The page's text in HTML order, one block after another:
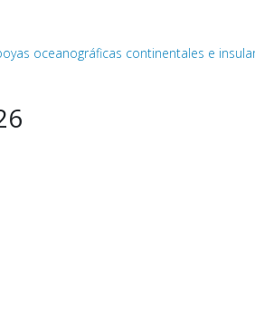
oceanográficas continentales e